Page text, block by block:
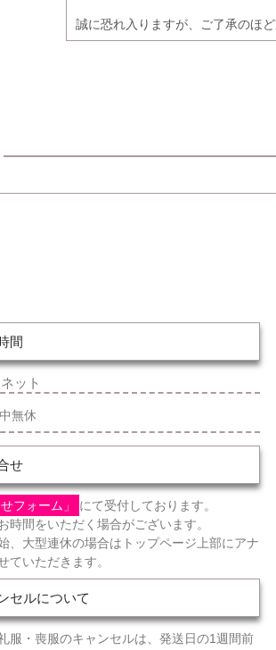
誠に恐れ入りますが、ご了承のほ
間
ット
無休
せ
フォーム」
にて受付しております。
時間をいただく場合がございます。
、大型連休の場合はトップページ上部にアナ
ていただきます。
セルについて
服・喪服のキャンセルは、発送日の1週間前